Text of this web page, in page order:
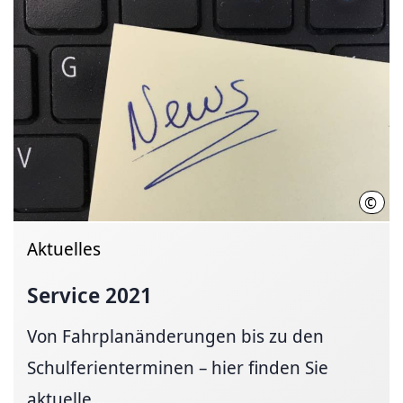
©
Aktuelles
Service 2021
Von Fahrplanänderungen bis zu den
Schulferienterminen – hier finden Sie